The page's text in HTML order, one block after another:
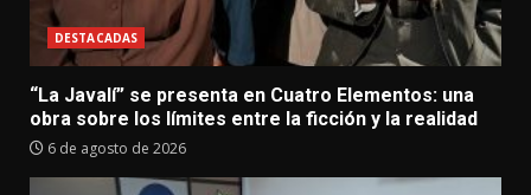
DESTACADAS
“La Javalí” se presenta en Cuatro Elementos: una
obra sobre los límites entre la ficción y la realidad
6 de agosto de 2026